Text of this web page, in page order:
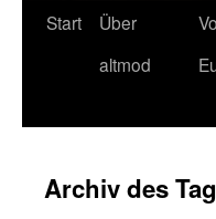
Start
Über
altmod
Archiv des